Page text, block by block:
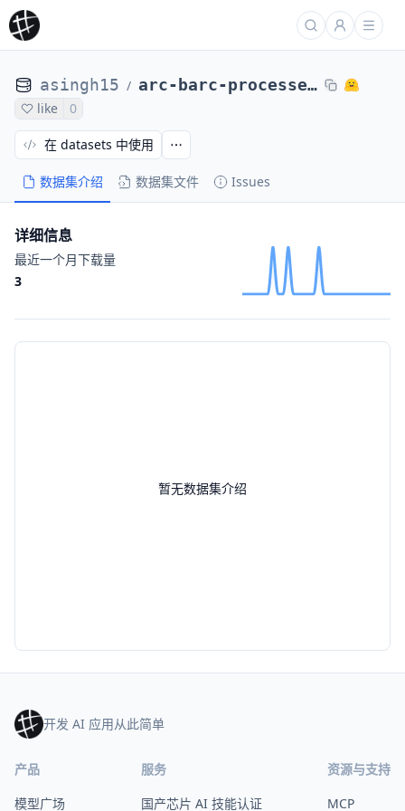
asingh15 / arc-barc-processed-direct-max4k-abs-lr5e-6-ep1-no-oracle-0104-2of8
like 0
数据集介绍 数据集文件 Issues
在 datasets 中使用
暂无数据集介绍
详细信息
最近一个月下载量
3
开发 AI 应用从此简单
产品
模型广场
服务
国产芯片 AI 技能认证
资源与支持
MCP